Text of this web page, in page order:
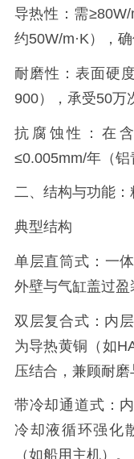
导热性：需≥80W/
约50W/m·K），
耐磨性：表面硬
900），承受50万
抗腐蚀性：在
≤0.005mm/年（铝
二、结构与功能
典型结构
单层直筒式：一
外壁与气缸盖过盈
双层复合式：内
为导热黄铜（如
压结合，兼顾耐磨
带冷却通道式：
冷却液循环强化
（如船用主机）。